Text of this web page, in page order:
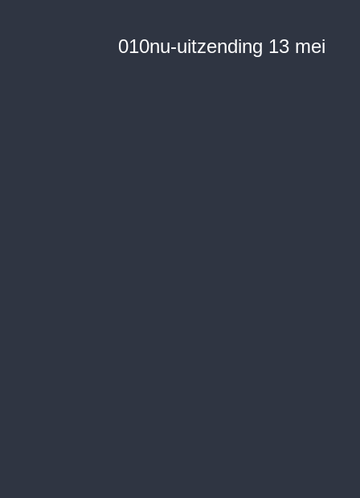
010nu-uitzending 13 mei